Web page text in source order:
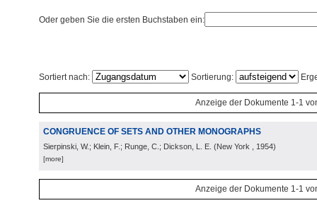
Oder geben Sie die ersten Buchstaben ein:
Sortiert nach: Sortierung:
Anzeige der Dokumente 1-1
CONGRUENCE OF SETS AND OTHER MONOGRAPHS
Sierpinski, W.; Klein, F.; Runge, C.; Dickson, L. E. (New York , 1954)
[more]
Anzeige der Dokumente 1-1